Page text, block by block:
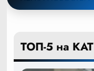
ТОП-5 на